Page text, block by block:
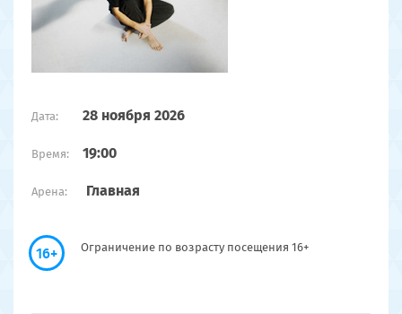
Дата: 28 ноября 2026
Время: 19:00
Арена: Главная
16+ Ограничение по возрасту посещения 16+